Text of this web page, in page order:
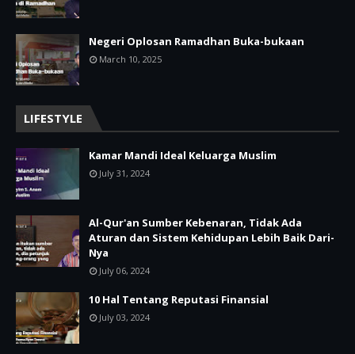
Negeri Oplosan Ramadhan Buka-bukaan
March 10, 2025
LIFESTYLE
Kamar Mandi Ideal Keluarga Muslim
July 31, 2024
Al-Qur'an Sumber Kebenaran, Tidak Ada
Aturan dan Sistem Kehidupan Lebih Baik Dari-
Nya
July 06, 2024
10 Hal Tentang Reputasi Finansial
July 03, 2024